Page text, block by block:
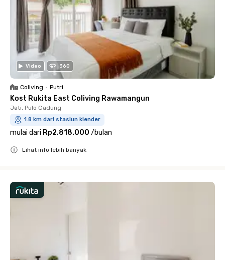
Video 360
Coliving • Putri
Kost Rukita East Coliving Rawamangun
Jati, Pulo Gadung
1.8 km dari stasiun klender
mulai dari Rp2.818.000 /bulan
Lihat info lebih banyak